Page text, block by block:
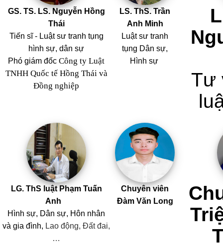
GS. TS. LS. Nguyễn Hồng
Thái
Tiến sĩ - Luật sư tranh tụng
hình sự, dân sự
Phó giám đốc Công ty Luật
TNHH Quốc tế Hồng Thái và
Đồng nghiệp
LS. ThS. Trần
Anh Minh
Luật sư tranh
tụng Dân sự,
Hình sự
Tư
LG. ThS luật Phạm Tuấn
Anh
Hình sự, Dân sự, Hôn nhân
và gia đình, Lao động, Đất đai,
…
Chuyên viên
Đàm Văn Long